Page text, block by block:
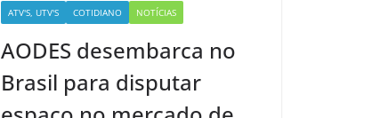
ATV'S, UTV'S COTIDIANO NOTÍCIAS
AODES desembarca no
Brasil para disputar